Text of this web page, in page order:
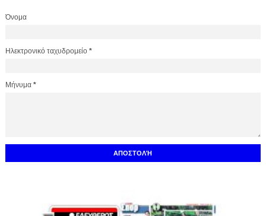
Όνομα
Ηλεκτρονικό ταχυδρομείο *
Μήνυμα *